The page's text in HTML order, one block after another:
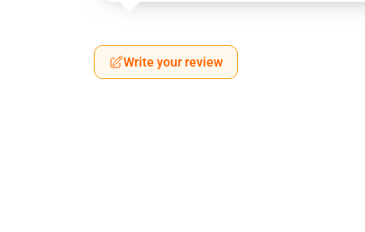
Write your review